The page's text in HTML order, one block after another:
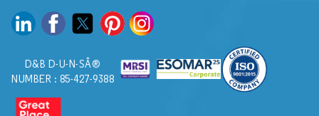
D&B D-U-N-SÂ®
NUMBER : 85-427-9388